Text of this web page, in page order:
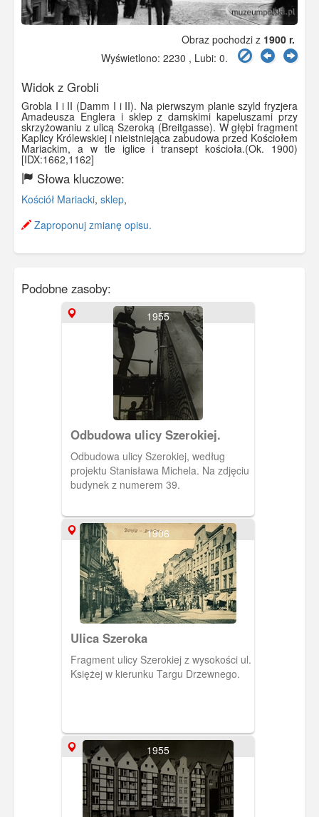
Obraz pochodzi z 1900 r.
Wyświetlono: 2230 , Lubi: 0.
Widok z Grobli
Grobla I i II (Damm I i II). Na pierwszym planie szyld fryzjera
Amadeusza Englera i sklep z damskimi kapeluszami przy
skrzyżowaniu z ulicą Szeroką (Breitgasse). W głębi fragment
Kaplicy Królewskiej i nieistniejąca zabudowa przed Kościołem
Mariackim, a w tle iglice i transept kościoła.(Ok. 1900)
[IDX:1662,1162]
Słowa kluczowe:
Kościół Mariacki, sklep,
Zaproponuj zmianę opisu.
Podobne zasoby:
1955
Odbudowa ulicy Szerokiej.
Odbudowa ulicy Szerokiej, według
projektu Stanisława Michela. Na zdjęciu
budynek z numerem 39.
1906
Ulica Szeroka
Fragment ulicy Szerokiej z wysokości ul.
Księżej w kierunku Targu Drzewnego.
1955